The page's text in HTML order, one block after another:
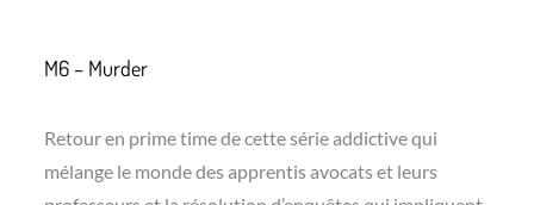
M6 – Murder
Retour en prime time de cette série addictive qui
mélange le monde des apprentis avocats et leurs